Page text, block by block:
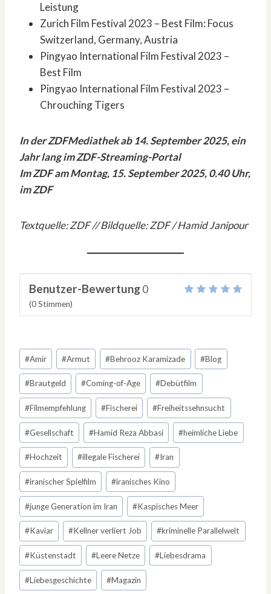
Leistung
Zurich Film Festival 2023 – Best Film: Focus
Switzerland, Germany, Austria
Pingyao International Film Festival 2023 –
Best Film
Pingyao International Film Festival 2023 –
Chrouching Tigers
In der ZDFMediathek ab 14. September 2025, ein
Jahr lang im ZDF-Streaming-Portal
Im ZDF am Montag, 15. September 2025, 0.40 Uhr,
im ZDF
Textquelle: ZDF // Bildquelle: ZDF / Hamid Janipour
Benutzer-Bewertung0
(0Stimmen)
Schlagworte:
#Amir #Armut #Behrooz Karamizade #Blog
#Brautgeld #Coming-of-Age #Debütfilm
#Filmempfehlung #Fischerei #Freiheitssehnsucht
#Gesellschaft #Hamid Reza Abbasi #heimliche Liebe
#Hochzeit #illegale Fischerei #Iran
#iranischer Spielfilm #iranisches Kino
#junge Generation im Iran #Kaspisches Meer
#Kaviar #Kellner verliert Job #kriminelle Parallelwelt
#Küstenstadt #Leere Netze #Liebesdrama
#Liebesgeschichte #Magazin